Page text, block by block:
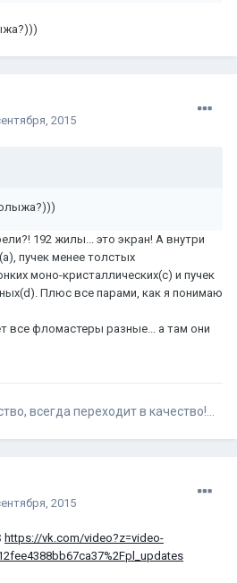
2015
192 жилы... это экран! А внутри
пучек менее толстых
моно-кристаллических(с) и пучек
Плюс все парами, как я понимаю
все фломастеры разные... а там они
всегда переходит в качество!...
2015
https://vk.com/video?z=video-